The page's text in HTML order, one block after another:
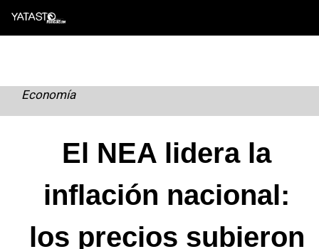
Skip
Economía
El NEA lidera la
inflación nacional:
los precios subieron